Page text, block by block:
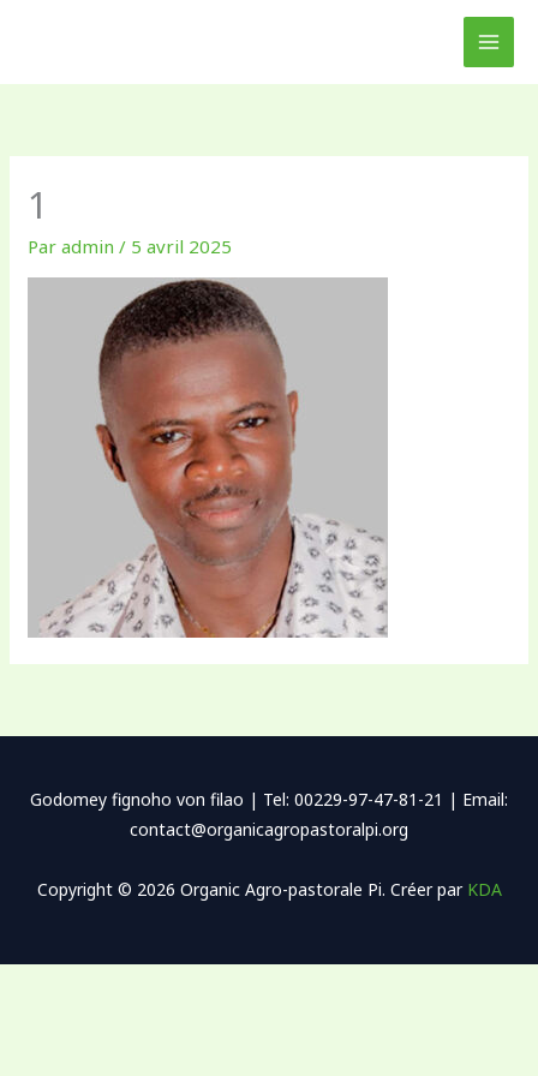
1
Paradmin/ 5 avril 2025
Godomey fignoho von filao | Tel: 00229-97-47-81-21 | Email:
contact@organicagropastoralpi.org
Copyright © 2026 Organic Agro-pastorale Pi. Créer par KDA